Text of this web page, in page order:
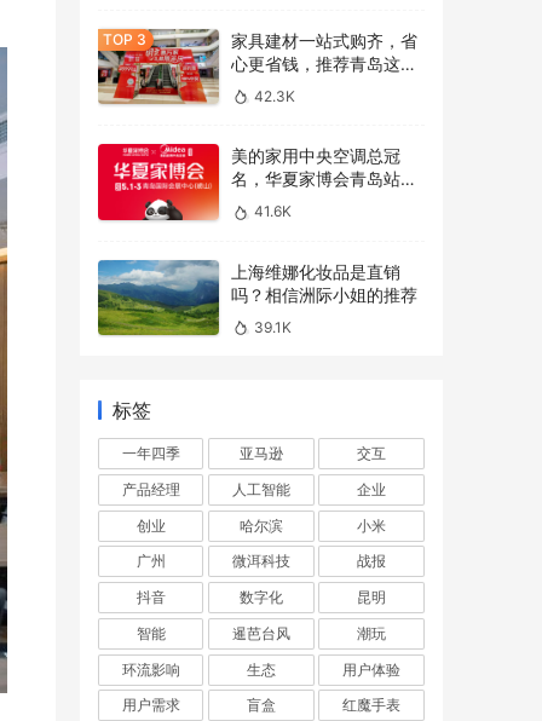
家具建材一站式购齐，省
心更省钱，推荐青岛这家
家居商场~
42.3K
美的家用中央空调总冠
名，华夏家博会青岛站盛
大启幕
41.6K
上海维娜化妆品是直销
吗？相信洲际小姐的推荐
39.1K
标签
一年四季 亚马逊
交互
产品经理
人工智能
企业
创业
哈尔滨
小米
广州
微洱科技
战报
抖音
数字化
昆明
智能
暹芭台风
潮玩
环流影响
生态
用户体验
用户需求
盲盒
红魔手表